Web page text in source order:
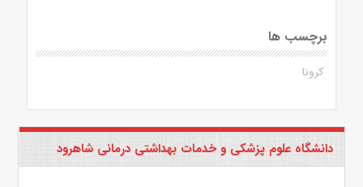
برچسب ها
کرونا
دانشگاه علوم پزشکی و خدمات بهداشتی درمانی شاهرود